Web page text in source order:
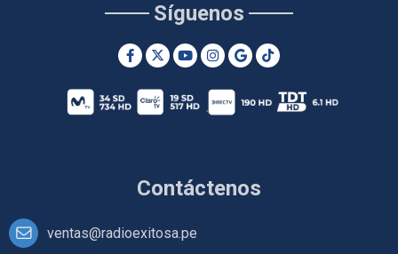
Contáctenos
ventas@radioexitosa.pe
Síguenos